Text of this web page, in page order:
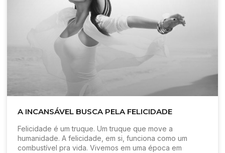
A INCANSÁVEL BUSCA PELA FELICIDADE
Felicidade é um truque. Um truque que move a
humanidade. A felicidade, em si, funciona como um
combustível pra vida. Vivemos em uma época em